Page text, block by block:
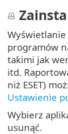
programów
takimi jak
itd.
niż ESET)
Ustawienie
Wybierz
usunąć.